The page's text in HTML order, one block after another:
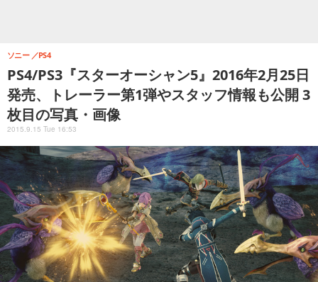
PS4/PS3『スターオーシャン5』2016年2月25日
発売、トレーラー第1弾やスタッフ情報も公開 3
枚目の写真・画像
ソニー PS4
2015.9.15 Tue 16:53